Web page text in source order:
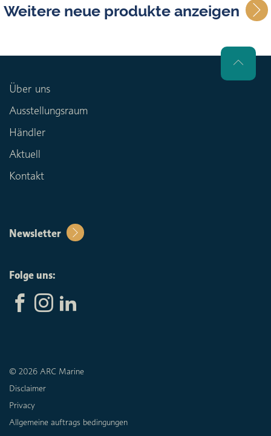
Weitere neue produkte anzeigen
Über uns
Ausstellungsraum
Händler
Aktuell
Kontakt
Newsletter
Folge uns:
© 2026 ARC Marine
Disclaimer
Privacy
Allgemeine auftrags bedingungen